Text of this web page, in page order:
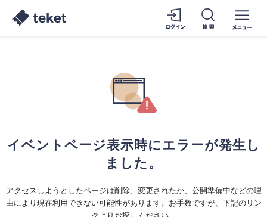
イベントページ表示時にエラーが発生し
ました。
アクセスしようとしたページは削除、変更されたか、公開準備中などの理
由により現在利用できない可能性があります。お手数ですが、下記のリン